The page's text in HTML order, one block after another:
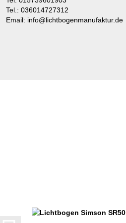
Tel.: 036014727312
Email: info@lichtbogenmanufaktur.de